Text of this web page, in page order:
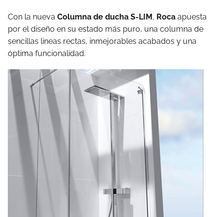
Con la nueva Columna de ducha S-LIM, Roca apuesta
por el diseño en su estado más puro, una columna de
sencillas lineas rectas, inmejorables acabados y una
óptima funcionalidad.